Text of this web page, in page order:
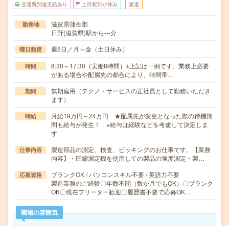
交通費別途支給あり 土日祝日が休み 派遣
勤務地
滋賀県蒲生郡
日野(滋賀県)駅から---分
曜日頻度 週5日／月～金（土日休み）
時間
8:30～17:30（実働8時間）※上記は一例です。業務上必要
がある場合や配属先の都合により、時間帯…
期間
無期雇用（テクノ・サービスの正社員として勤務いただき
ます）
時給
月給19万円～24万円 ★配属先が変更となった際の待機期
間も給与が発生！ ※給与は経験などを考慮して決定しま
す
仕事内容
製造部品の測定、検査、ピッキングのお仕事です。【業務
内容】・圧縮測定機を使用しての製品の強度測定・製…
応募資格
ブランクOK / パソコンスキル不要 / 英語力不要
製造業務のご経験〇年数不問（数か月でもOK）〇ブランク
OK〇現在フリーター歓迎〇履歴書不要で応募OK…
職場の雰囲気